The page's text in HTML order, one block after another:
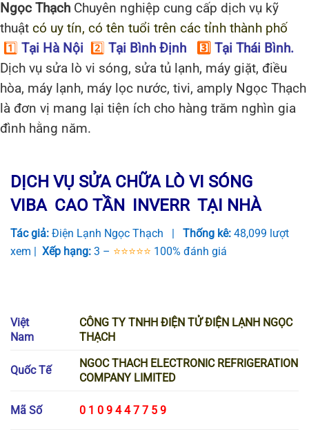
Ngọc Thạch Chuyên nghiệp cung cấp dịch vụ kỹ
thuật có uy tín, có tên tuổi trên các tỉnh thành phố
1️⃣ Tại Hà Nội 2️⃣ Tại Bình Định 3️⃣ Tại Thái Bình.
Dịch vụ sửa lò vi sóng, sửa tủ lạnh, máy giặt, điều
hòa, máy lạnh, máy lọc nước, tivi, amply Ngọc Thạch
là đơn vị mang lại tiện ích cho hàng trăm nghìn gia
đình hằng năm.
DỊCH VỤ SỬA CHỮA LÒ VI SÓNG
VIBA, CAO TẦN INVERR, TẠI NHÀ
Tác giả: Điện Lạnh Ngọc Thạch Thống kê: 48,099 lượt
xem | Xếp hạng: 3 – ⭐️⭐️⭐️⭐️⭐️ 100% đánh giá
Việt
Nam
CÔNG TY TNHH ĐIỆN TỬ ĐIỆN LẠNH NGỌC
THẠCH
Quốc Tế
NGOC THACH ELECTRONIC REFRIGERATION
COMPANY LIMITED
Mã Số 0 1 0 9 4 4 7 7 5 9